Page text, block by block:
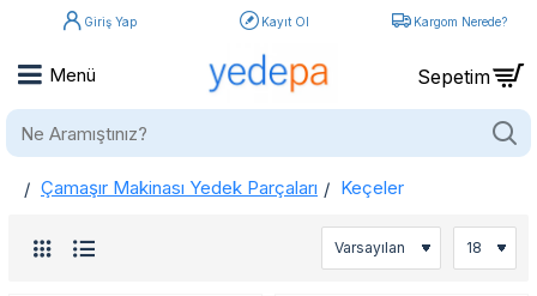
Giriş Yap Kayıt Ol Kargom Nerede?
Ne
home
Çamaşır Makinası Yedek Parçaları Keçeler